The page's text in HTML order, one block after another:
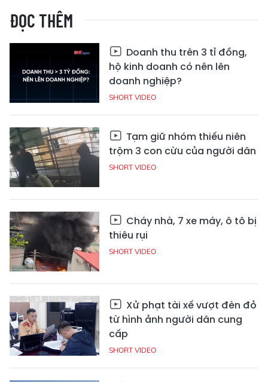
ĐỌC THÊM
Doanh thu trên 3 tỉ đồng,
hộ kinh doanh có nên lên
doanh nghiệp?
SHORT VIDEO
Tạm giữ nhóm thiếu niên
trộm 3 con cừu của người dân
SHORT VIDEO
Cháy nhà, 7 xe máy, ô tô bị
thiêu rụi
SHORT VIDEO
Xử phạt tài xế vượt đèn đỏ
từ hình ảnh người dân cung
cấp
SHORT VIDEO